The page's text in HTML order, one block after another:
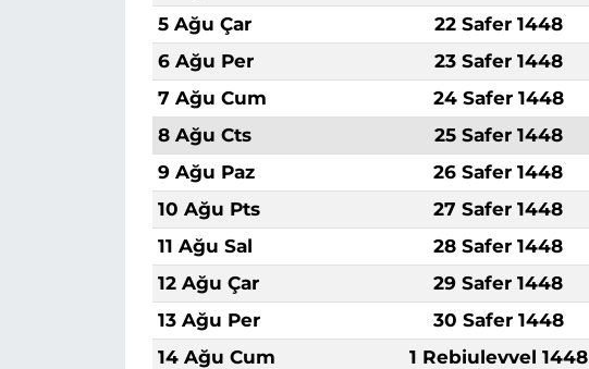
5 Ağu Çar
22 Safer 1448
6 Ağu Per
23 Safer 1448
7 Ağu Cum
24 Safer 1448
8 Ağu Cts
25 Safer 1448
9 Ağu Paz
26 Safer 1448
10 Ağu Pts
27 Safer 1448
11 Ağu Sal
28 Safer 1448
12 Ağu Çar
29 Safer 1448
13 Ağu Per
30 Safer 1448
14 Ağu Cum
1 Rebiulevvel 1448